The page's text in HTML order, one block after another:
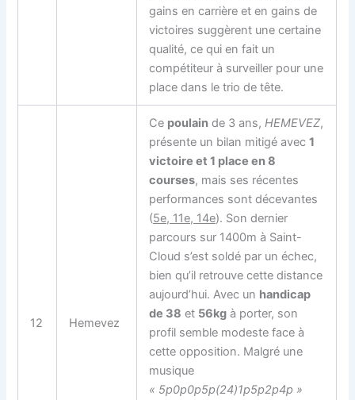
gains en carrière et en gains de
victoires suggèrent une certaine
qualité, ce qui en fait un
compétiteur à surveiller pour une
place dans le trio de tête.
12 Hemevez
Ce poulain de 3 ans,HEMEVEZ,
présente un bilan mitigé avec1
victoire et 1 place en 8
courses, mais ses récentes
performances sont décevantes
(5e, 11e, 14e). Son dernier
parcours sur 1400m à Saint-
Cloud s’est soldé par un échec,
bien qu’il retrouve cette distance
aujourd’hui. Avec un handicap
de 38 et 56kg à porter, son
profil semble modeste face à
cette opposition. Malgré une
musique
« 5p0p0p5p(24)1p5p2p4p »